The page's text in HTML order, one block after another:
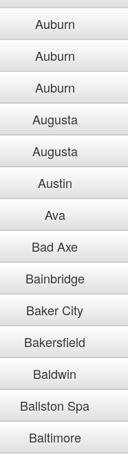
Auburn
Auburn
Auburn
Augusta
Augusta
Austin
Ava
Bad Axe
Bainbridge
Baker City
Bakersfield
Baldwin
Ballston Spa
Baltimore